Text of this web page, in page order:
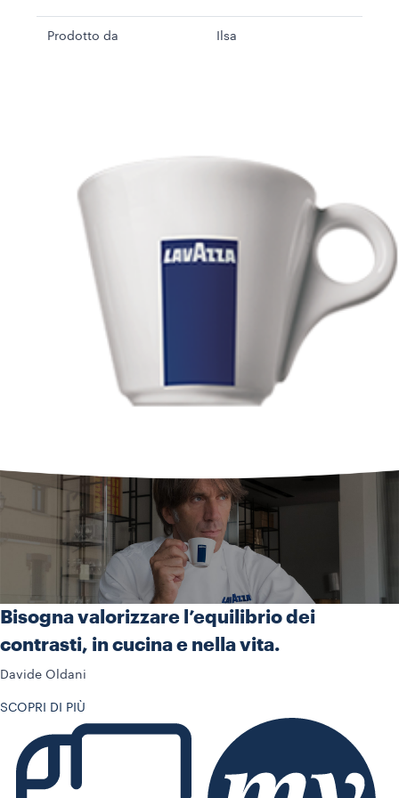
Prodotto da Ilsa
Bisogna valorizzare l’equilibrio dei
contrasti, in cucina e nella vita.
Davide Oldani
SCOPRI DI PIÙ